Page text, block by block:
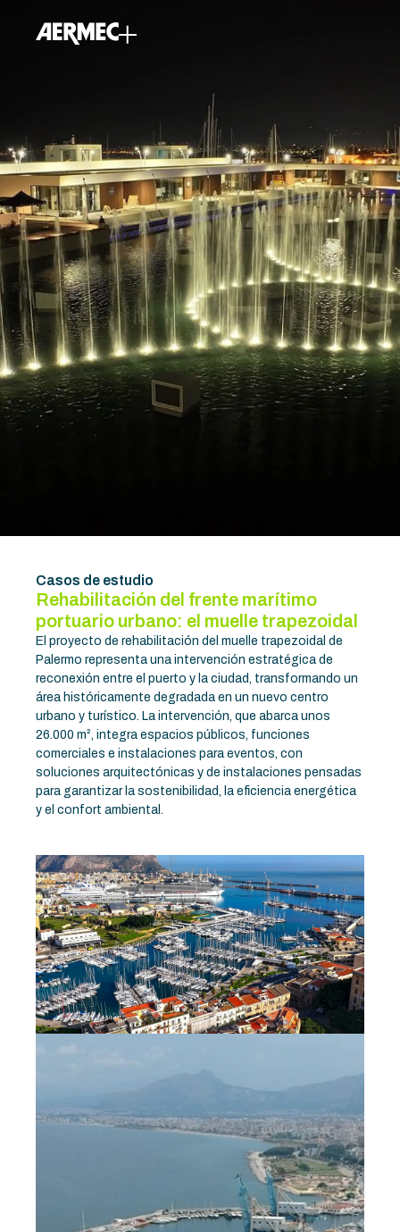
Casos de estudio
Rehabilitación del frente marítimo
portuario urbano: el muelle trapezoidal
El proyecto de rehabilitación del muelle trapezoidal de
Palermo representa una intervención estratégica de
reconexión entre el puerto y la ciudad, transformando un
área históricamente degradada en un nuevo centro
urbano y turístico. La intervención, que abarca unos
26.000 m², integra espacios públicos, funciones
comerciales e instalaciones para eventos, con
soluciones arquitectónicas y de instalaciones pensadas
para garantizar la sostenibilidad, la eficiencia energética
y el confort ambiental.